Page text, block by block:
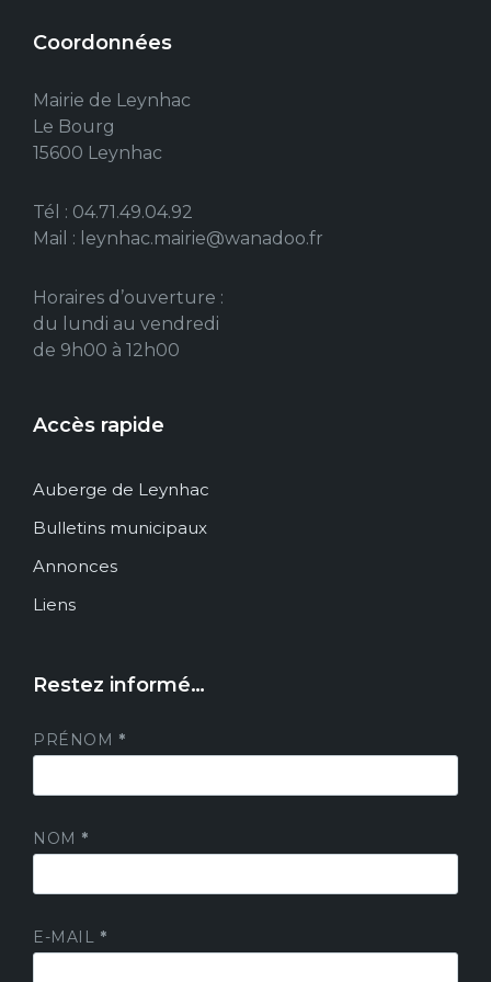
Coordonnées
Mairie de Leynhac
Le Bourg
15600 Leynhac
Tél : 04.71.49.04.92
Mail : leynhac.mairie@wanadoo.fr
Horaires d’ouverture :
du lundi au vendredi
de 9h00 à 12h00
Accès rapide
Auberge de Leynhac
Bulletins municipaux
Annonces
Liens
Restez informé…
PRÉNOM *
NOM *
E-MAIL *